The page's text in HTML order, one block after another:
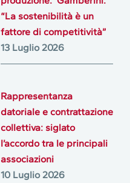
“La sostenibilità è un
fattore di competitività”
13 Luglio 2026
Rappresentanza
datoriale e contrattazione
collettiva: siglato
l’accordo tra le principali
associazioni
10 Luglio 2026